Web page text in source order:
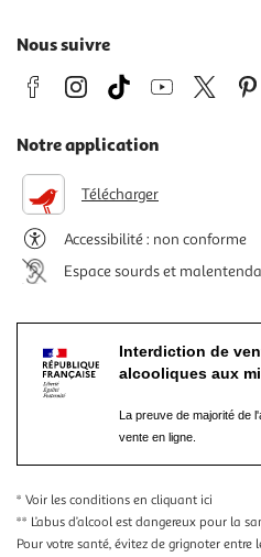
Nous suivre
Notre application
Télécharger
Accessibilité : non conforme
Espace sourds et
Interdiction de
alcooliques aux
La preuve de majorité de
vente en ligne.
* Voir les conditions en cliquant ici
** L’abus d’alcool est dangereux pour la
Pour votre santé, évitez de grignoter entre